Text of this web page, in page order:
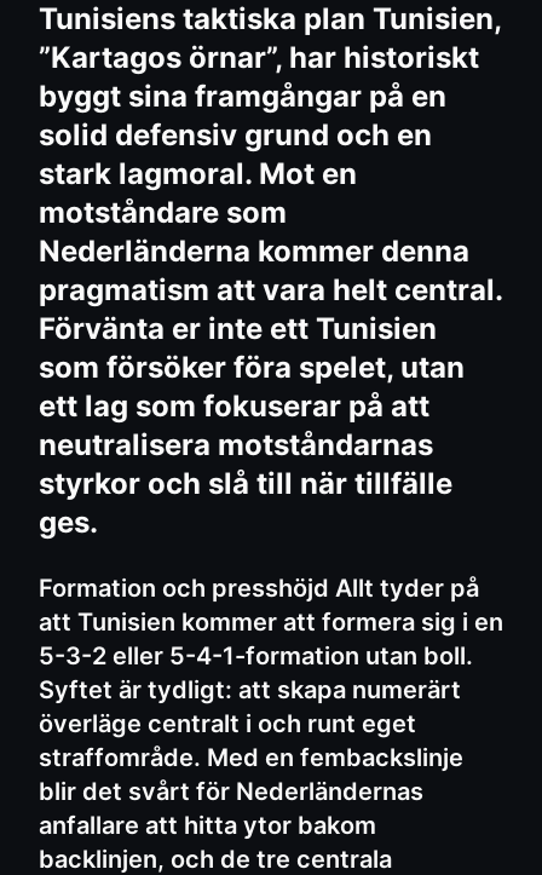
Tunisiens taktiska plan Tunisien,
”Kartagos örnar”, har historiskt
byggt sina framgångar på en
solid defensiv grund och en
stark lagmoral. Mot en
motståndare som
Nederländerna kommer denna
pragmatism att vara helt central.
Förvänta er inte ett Tunisien
som försöker föra spelet, utan
ett lag som fokuserar på att
neutralisera motståndarnas
styrkor och slå till när tillfälle
ges.
Formation och presshöjd Allt tyder på
att Tunisien kommer att formera sig i en
5-3-2 eller 5-4-1-formation utan boll.
Syftet är tydligt: att skapa numerärt
överläge centralt i och runt eget
straffområde. Med en fembackslinje
blir det svårt för Nederländernas
anfallare att hitta ytor bakom
backlinjen, och de tre centrala